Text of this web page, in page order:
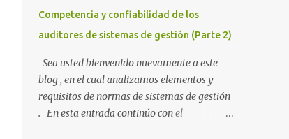
página web tanto las normas de sistemas de
gestión , como esta norma en particular,
pasando por los elementos introductorios ,
como el prólogo de la propia norma y sus
cláusulas: 0. Introducción, 1. Objetivo y
campo de aplicación, 2. Referencias
normativas, 3. Términos y definiciones , y
Competencia y confiabilidad de los
auditores de sistemas de gestión (Parte 2)
Sea usted bienvenido nuevamente a este
blog , en el cual analizamos elementos y
requisitos de normas de sistemas de gestión
. En esta entrada continúo con el